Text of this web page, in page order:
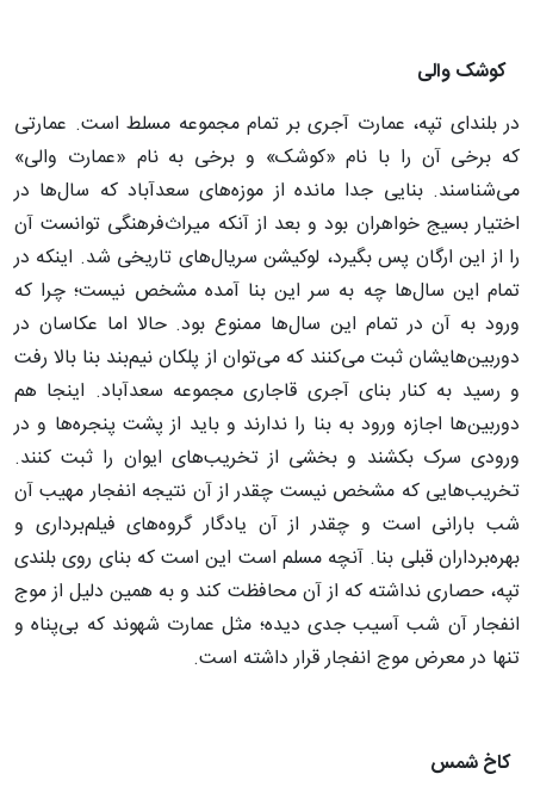
کوشک والی
در بلندای تپه، عمارت آجری بر تمام مجموعه مسلط است. عمارتی
که برخی آن را با نام «کوشک» و برخی به نام «عمارت والی»
می‌شناسند. بنایی جدا مانده از موزه‌های سعدآباد که سال‌ها در
اختیار بسیج خواهران بود و بعد از آنکه میراث‌فرهنگی توانست آن
را از این ارگان پس بگیرد، لوکیشن سریال‌های تاریخی شد. اینکه در
تمام این سال‌ها چه به سر این بنا آمده مشخص نیست؛ چرا که
ورود به آن در تمام این سال‌ها ممنوع بود. حالا اما عکاسان در
دوربین‌هایشان ثبت می‌کنند که می‌توان از پلکان نیم‌بند بنا بالا رفت
و رسید به کنار بنای آجری قاجاری مجموعه سعدآباد. اینجا هم
دوربین‌ها اجازه ورود به بنا را ندارند و باید از پشت پنجره‌ها و در
ورودی سرک بکشند و بخشی از تخریب‌های ایوان را ثبت کنند.
تخریب‌هایی که مشخص نیست چقدر از آن نتیجه انفجار مهیب آن
شب بارانی است و چقدر از آن یادگار گروه‌های فیلم‌برداری و
بهره‌برداران قبلی بنا. آنچه مسلم است این است که بنای روی بلندی
تپه، حصاری نداشته که از آن محافظت کند و به همین دلیل از موج
انفجار آن شب آسیب جدی دیده؛ مثل عمارت شهوند که بی‌پناه و
تنها در معرض موج انفجار قرار داشته است.
کاخ شمس